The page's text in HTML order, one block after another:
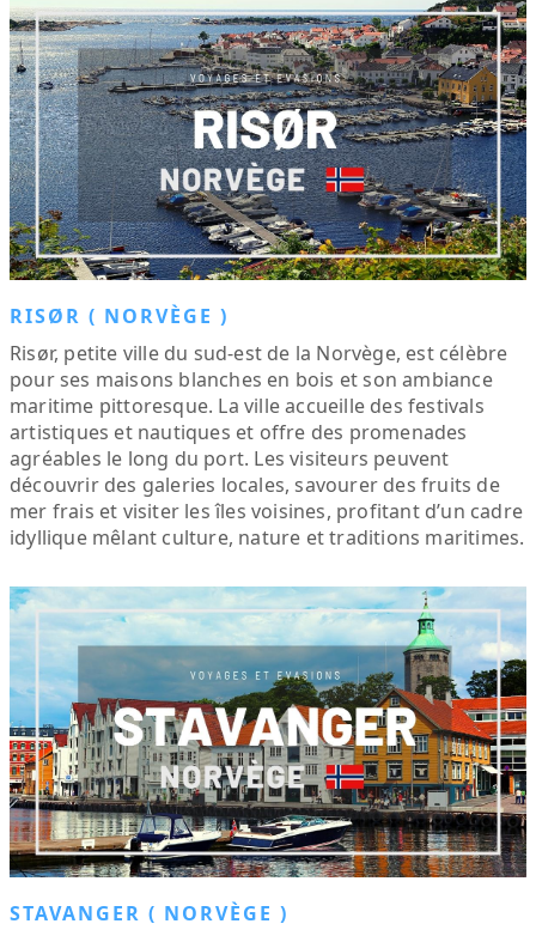
RISØR ( NORVÈGE )
Risør, petite ville du sud-est de la Norvège, est célèbre
pour ses maisons blanches en bois et son ambiance
maritime pittoresque. La ville accueille des festivals
artistiques et nautiques et offre des promenades
agréables le long du port. Les visiteurs peuvent
découvrir des galeries locales, savourer des fruits de
mer frais et visiter les îles voisines, profitant d’un cadre
idyllique mêlant culture, nature et traditions maritimes.
STAVANGER ( NORVÈGE )